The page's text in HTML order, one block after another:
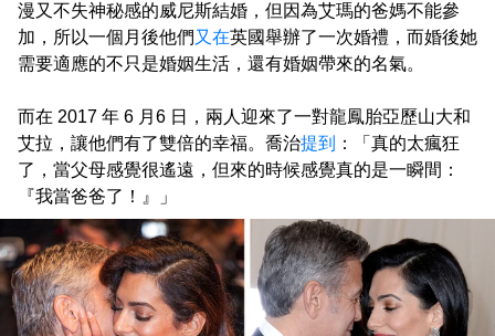
漫又不失神秘感的威尼斯結婚，但因為艾瑪的爸媽不能參
加，所以一個月後他們 又在英國舉辦了一次婚禮，而婚後她
需要適應的不只是婚姻生活，還有婚姻帶來的名氣。
而在 2017 年 6 月6 日，兩人迎來了一對龍鳳胎亞歷山大和
艾拉，讓他們有了雙倍的幸福。喬治提到
：「真的太瘋狂
了，當父母感覺很遙遠，但來的時候感覺真的是一瞬間：
『我當爸爸了！』」